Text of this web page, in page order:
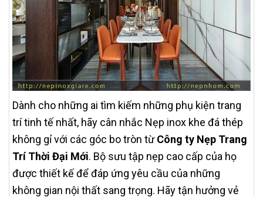
Dành cho những ai tìm kiếm những phụ kiện trang
trí tinh tế nhất, hãy cân nhắc Nẹp inox khe đá thép
không gỉ với các góc bo tròn từCông ty Nẹp Trang
Trí Thời Đại Mới. Bộ sưu tập nẹp cao cấp của họ
được thiết kế để đáp ứng yêu cầu của những
không gian nội thất sang trọng. Hãy tận hưởng vẻ